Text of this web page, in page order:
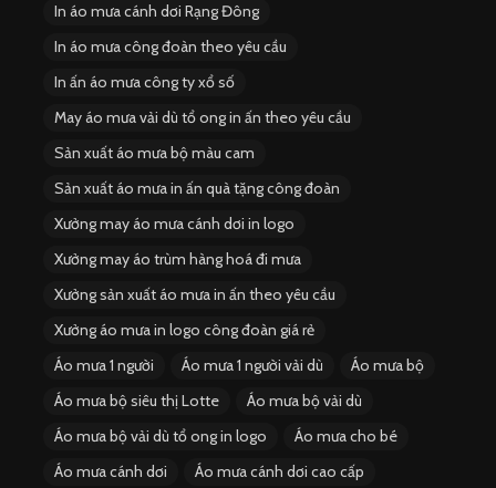
In áo mưa cánh dơi Rạng Đông
In áo mưa công đoàn theo yêu cầu
In ấn áo mưa công ty xổ số
May áo mưa vải dù tổ ong in ấn theo yêu cầu
Sản xuất áo mưa bộ màu cam
Sản xuất áo mưa in ấn quà tặng công đoàn
Xưởng may áo mưa cánh dơi in logo
Xưởng may áo trùm hàng hoá đi mưa
Xưởng sản xuất áo mưa in ấn theo yêu cầu
Xưởng áo mưa in logo công đoàn giá rẻ
Áo mưa 1 người
Áo mưa 1 người vải dù
Áo mưa bộ
Áo mưa bộ siêu thị Lotte
Áo mưa bộ vải dù
Áo mưa bộ vải dù tổ ong in logo
Áo mưa cho bé
Áo mưa cánh dơi
Áo mưa cánh dơi cao cấp